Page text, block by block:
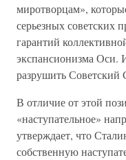
миротворцам»,
серьезных советских
гарантий
экспансионизма Оси.
разрушить Советский
В отличие от этой
«наступательное»
утверждает, что
собственную